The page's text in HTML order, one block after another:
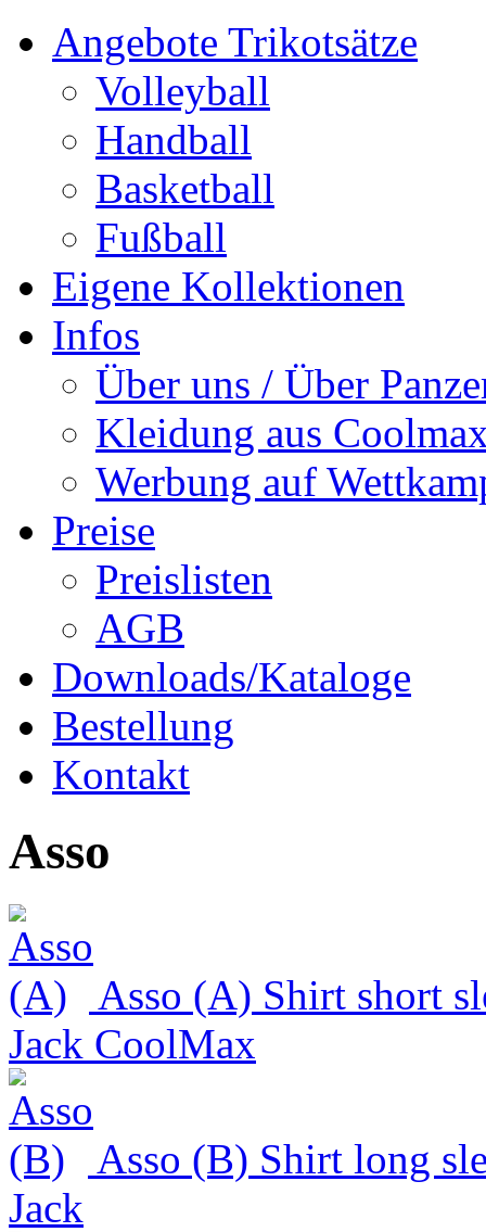
Angebote Trikotsätze
Volleyball
Handball
Basketball
Fußball
Eigene Kollektionen
Infos
Über uns / Über
Kleidung aus
Werbung auf
Preise
Preislisten
AGB
Downloads/Kataloge
Bestellung
Kontakt
Asso
Asso (A) Shirt short
Jack CoolMax
Asso (B) Shirt long
Jack